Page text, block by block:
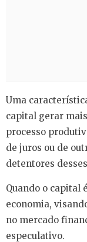
Uma
capital gerar
processo
de juros ou de
detentores
Quando o capital
economia,
no mercado
especulativo.